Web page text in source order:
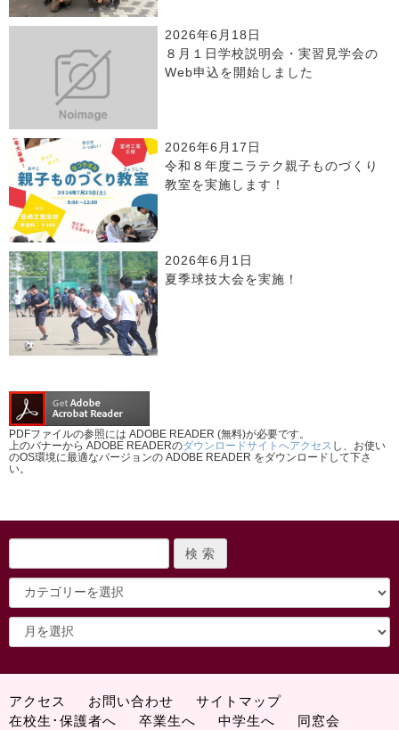
2026年6月18日
８月１日学校説明会・実習見学会の
Web申込を開始しました
2026年6月17日
令和８年度ニラテク親子ものづくり
教室を実施します！
2026年6月1日
夏季球技大会を実施！
PDFファイルの参照には ADOBE READER (無料)が必要です。
上のバナーから ADOBE READERのダウンロードサイトへアクセス し、お使い
のOS環境に最適なバージョンの ADOBE READER をダウンロードして下さ
い。
アクセス お問い合わせ
サイトマップ
在校生･保護者へ
卒業生へ 中学生へ 同窓会